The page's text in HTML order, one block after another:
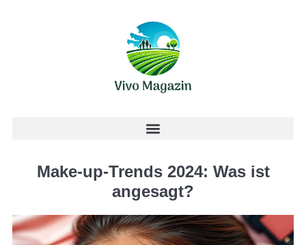
Make-up-Trends 2024: Was ist
angesagt?